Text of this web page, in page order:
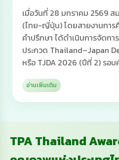
เมื่อวันที่ 28 มกราคม 2569 ส
(ไทย-ญี่ปุ่น) โดยสายงานการ
คำปรึกษา ได้ดำเนินการจัดกา
ประกวด Thailand–Japan
หรือ TJDA 2026 (ปีที่ 2) รอ
อ่านเพิ่มเติม
TPA Thailand